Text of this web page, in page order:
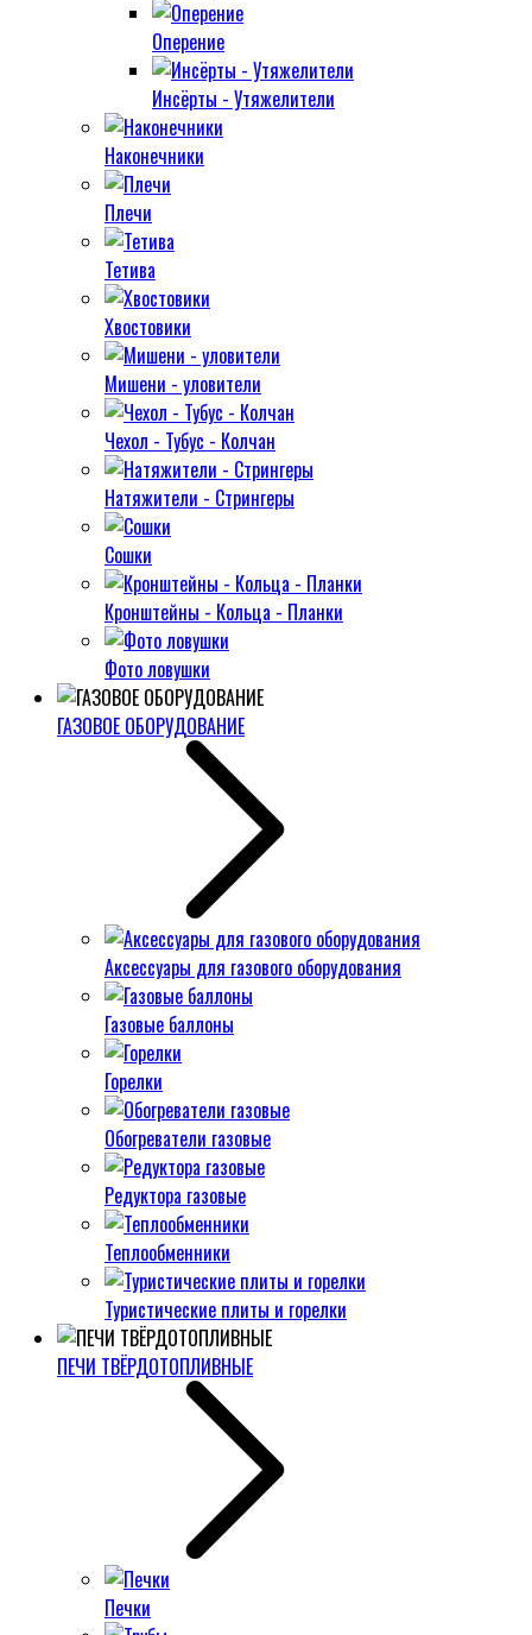
Оперение
Инсёрты - Утяжелители
Наконечники
Плечи
Тетива
Хвостовики
Мишени - уловители
Чехол - Тубус - Колчан
Натяжители - Стрингеры
Сошки
Кронштейны - Кольца - Планки
Фото ловушки
ГАЗОВОЕ ОБОРУДОВАНИЕ
Аксессуары для газового оборудования
Газовые баллоны
Горелки
Обогреватели газовые
Редуктора газовые
Теплообменники
Туристические плиты и горелки
ПЕЧИ ТВЁРДОТОПЛИВНЫЕ
Печки